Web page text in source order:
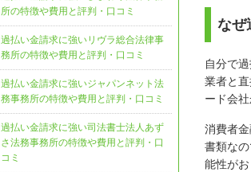
なぜ
自分で
業者と
ード会
消費者
書類な
能性がお
所の特徴や費用と評判・口コミ
過払い金請求に強いリヴラ総合法律事
務所の特徴や費用と評判・口コミ
過払い金請求に強いジャパンネット法
務事務所の特徴や費用と評判・口コミ
過払い金請求に強い司法書士法人あず
さ法務事務所の特徴や費用と評判・口
コミ